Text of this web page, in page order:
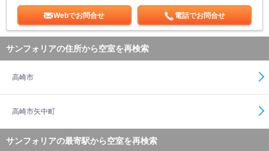
Webでお問合せ 電話でお問合せ
サンフォリアの住所から空室を再検索
高崎市
高崎市矢中町
サンフォリアの最寄駅から空室を再検索